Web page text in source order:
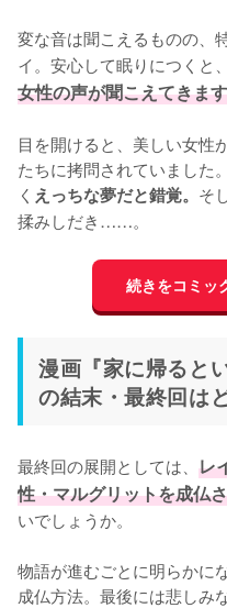
変な音は聞こえるものの、
イ。安心して眠りにつくと、
女性の声が聞こえてきま
目を開けると、美しい女性
たちに拷問されていました
く えっちな夢だと錯覚。 そ
揉みしだき……。
続きをコミッ
漫画『家に帰ると
の結末・最終回は
最終回の展開としては、 レ
性・マルグリットを成仏
いでしょうか。
物語が進むごとに明らかに
成仏方法。最後には悲しみ